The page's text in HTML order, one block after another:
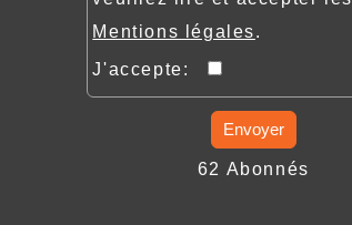
Mentions légales.
J'accepte:
Envoyer
62 Abonnés